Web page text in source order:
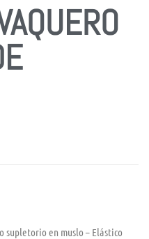
supletorio en muslo – Elástico